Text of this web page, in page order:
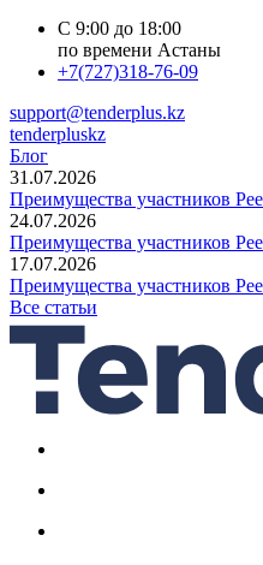
С 9:00 до 18:00
по времени Астаны
+7(727)318-76-09
support@tenderplus.kz
tenderpluskz
Блог
31.07.2026
Преимущества участников
24.07.2026
Преимущества участников
17.07.2026
Преимущества участников
Все статьи